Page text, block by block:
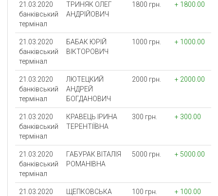
21.03.2020
банківський
термінал
ТРИНЯК ОЛЕГ
АНДРIЙОВИЧ
1800 грн. + 1800.00
21.03.2020
банківський
термінал
БАБАК ЮРIЙ
ВIКТОРОВИЧ
1000 грн. + 1000.00
21.03.2020
банківський
термінал
ЛЮТЕЦКИЙ
АНДРЕЙ
БОГДАНОВИЧ
2000 грн. + 2000.00
21.03.2020
банківський
термінал
КРАВЕЦЬ IРИНА
ТЕРЕНТIЇВНА
300 грн. + 300.00
21.03.2020
банківський
термінал
ГАБУРАК ВIТАЛIЯ
РОМАНIВНА
5000 грн. + 5000.00
21.03.2020
ЩЕПКОВСЬКА
100 грн. + 100.00